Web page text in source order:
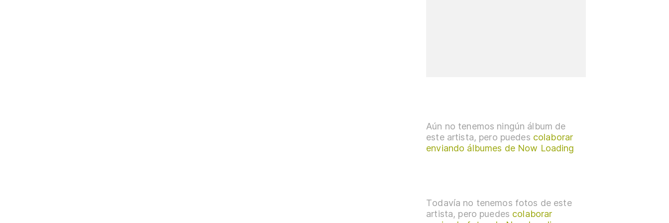
Aún no tenemos ningún álbum de
este artista, pero puedes colaborar
enviando álbumes de Now Loading
Todavía no tenemos fotos de este
artista, pero puedes colaborar